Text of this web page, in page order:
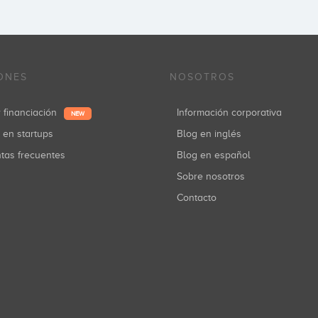
financiación NEW
en startups
frecuentes
NOSOTROS
Información corporativa
Blog en inglés
Blog en español
Sobre nosotros
Contacto